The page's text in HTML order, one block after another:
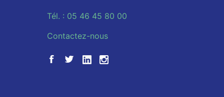
Tél. : 05 46 45 80 00
Contactez-nous